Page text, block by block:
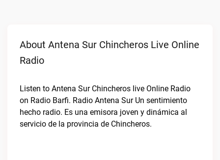
About Antena Sur Chincheros Live Online
Radio
Listen to Antena Sur Chincheros live Online Radio
on Radio Barfi. Radio Antena Sur Un sentimiento
hecho radio. Es una emisora joven y dinámica al
servicio de la provincia de Chincheros.